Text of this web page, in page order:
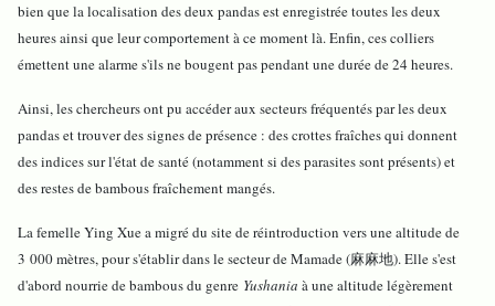
bien que la localisation des deux pandas est enregistrée toutes les deux
heures ainsi que leur comportement à ce moment là. Enfin, ces colliers
émettent une alarme s'ils ne bougent pas pendant une durée de 24 heures.
Ainsi, les chercheurs ont pu accéder aux secteurs fréquentés par les deux
pandas et trouver des signes de présence : des crottes fraîches qui donnent
des indices sur l'état de santé (notamment si des parasites sont présents) et
des restes de bambous fraîchement mangés.
La femelle Ying Xue a migré du site de réintroduction vers une altitude de
3 000 mètres, pour s'établir dans le secteur de Mamade (麻麻地). Elle s'est
d'abord nourrie de bambous du genre Yushania à une altitude légèrement